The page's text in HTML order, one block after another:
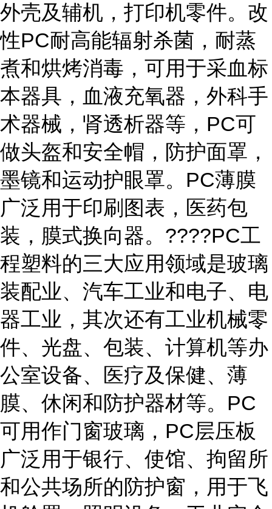
外壳及辅机，打印机零件。改
性PC耐高能辐射杀菌，耐蒸
煮和烘烤消毒，可用于采血标
本器具，血液充氧器，外科手
术器械，肾透析器等，PC可
做头盔和安全帽，防护面罩，
墨镜和运动护眼罩。PC薄膜
广泛用于印刷图表，医药包
装，膜式换向器。????PC工
程塑料的三大应用领域是玻璃
装配业、汽车工业和电子、电
器工业，其次还有工业机械零
件、光盘、包装、计算机等办
公室设备、医疗及保健、薄
膜、休闲和防护器材等。PC
可用作门窗玻璃，PC层压板
广泛用于银行、使馆、拘留所
和公共场所的防护窗，用于飞